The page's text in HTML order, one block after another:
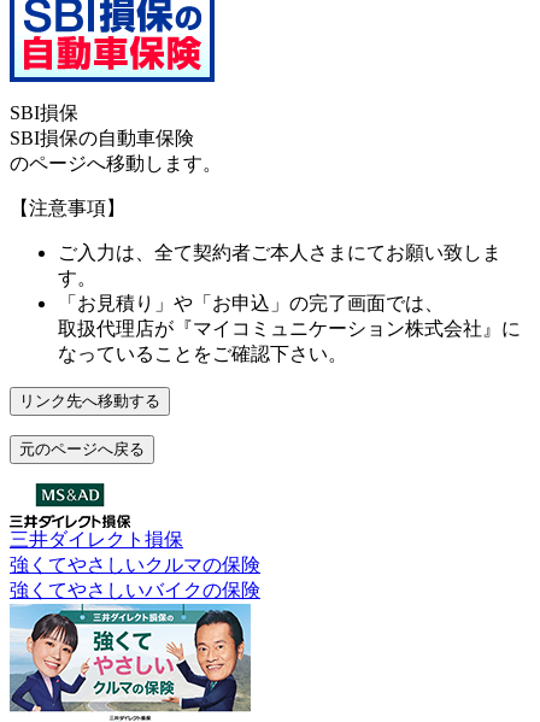
SBI損保
SBI損保の自動車保険
のページへ移動します。
【注意事項】
ご入力は、全て契約者ご本人さまにてお願い致しま
す。
「お見積り」や「お申込」の完了画面では、
取扱代理店が 『マイコミュニケーション株式会社』 に
なっていることをご確認下さい。
リンク先へ移動する
元のページへ戻る
三井ダイレクト損保
強くてやさしいクルマの保険
強くてやさしいバイクの保険